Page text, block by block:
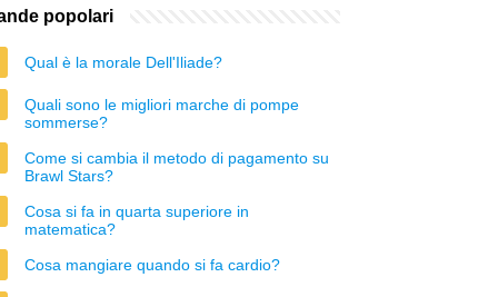
popolari
Qual è la morale Dell'Iliade?
Quali sono le migliori marche di pompe
sommerse?
Come si cambia il metodo di pagamento su
Brawl Stars?
Cosa si fa in quarta superiore in
matematica?
Cosa mangiare quando si fa cardio?